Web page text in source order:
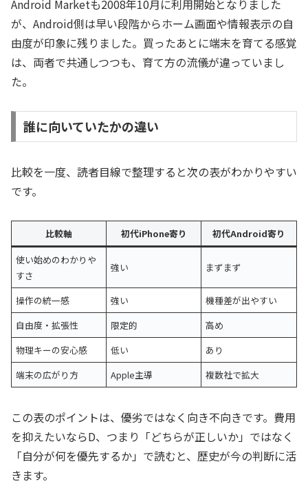
Android Marketも2008年10月に利用開始となりました
が、Android側は早い段階からホーム画面や情報表示の自
由度が印象に残りました。買ったあとに端末を育てる感覚
は、両者で共通しつつも、育て方の流儀が違っていまし
た。
誰に向いていたかの違い
比較を一度、読者目線で整理すると次の表がわかりやすい
です。
比較軸 初代iPhone寄り
初代Android寄り
使い始めのわかりや
すさ
強い まずまず
操作の統一感 強い
機種差が出やすい
自由度・拡張性
限定的
高め
物理キーの安心感
低い
あり
端末の広がり方
Apple主導 複数社で拡大
この表のポイントは、優劣ではなく向き不向きです。費用
を抑えたいならD、つまり「どちらが正しいか」ではなく
「自分が何を優先するか」で読むと、歴史が今の判断に活
きます。